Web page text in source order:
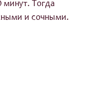
минут. Тогда
и сочными.